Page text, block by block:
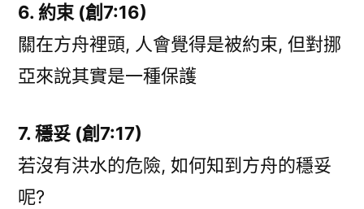
6. 約束 (創7:16)
關在方舟裡頭, 人會覺得是被約束, 但對挪
亞來說其實是一種保護
7. 穩妥 (創7:17)
若沒有洪水的危險, 如何知到方舟的穩妥
呢?